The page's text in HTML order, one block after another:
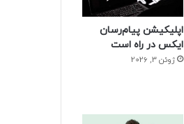
اپلیکیشن پیام‌رسان
ایکس در راه است
ژوئن 3, 2026